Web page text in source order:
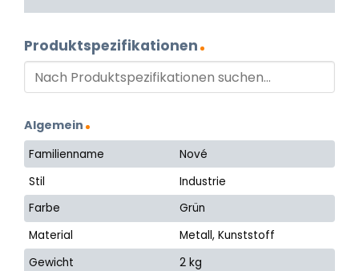
Produktspezifikationen
Algemein
Familienname
Nové
Stil
Industrie
Farbe
Grün
Material
Metall, Kunststoff
Gewicht
2 kg